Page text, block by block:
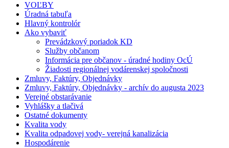
VOĽBY
Úradná tabuľa
Hlavný kontrolór
Ako vybaviť
Prevádzkový poriadok KD
Služby občanom
Informácia pre občanov - úradné hodiny OcÚ
Žiadosti regionálnej vodárenskej spoločnosti
Zmluvy, Faktúry, Objednávky
Zmluvy, Faktúry, Objednávky - archív do augusta 2023
Verejné obstarávanie
Vyhlášky a tlačivá
Ostatné dokumenty
Kvalita vody
Kvalita odpadovej vody- verejná kanalizácia
Hospodárenie